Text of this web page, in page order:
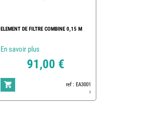
ELEMENT DE FILTRE COMBINE 0,15 M
En savoir plus
91,00 €
ref : EA3001
1